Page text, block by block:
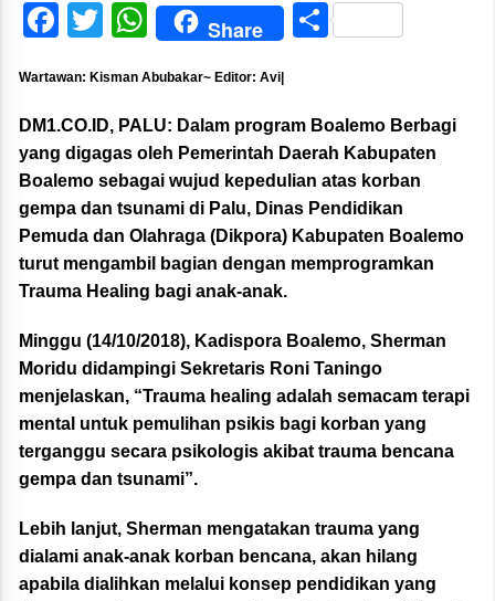
Facebook
Twitter
WhatsApp
Share Share
Wartawan: Kisman Abubakar~ Editor: Avi|
DM1.CO.ID, PALU: Dalam program Boalemo Berbagi
yang digagas oleh Pemerintah Daerah Kabupaten
Boalemo sebagai wujud kepedulian atas korban
gempa dan tsunami di Palu, Dinas Pendidikan
Pemuda dan Olahraga (Dikpora) Kabupaten Boalemo
turut mengambil bagian dengan memprogramkan
Trauma Healing bagi anak-anak.
Minggu (14/10/2018), Kadispora Boalemo, Sherman
Moridu didampingi Sekretaris Roni Taningo
menjelaskan, “Trauma healing adalah semacam terapi
mental untuk pemulihan psikis bagi korban yang
terganggu secara psikologis akibat trauma bencana
gempa dan tsunami”.
Lebih lanjut, Sherman mengatakan trauma yang
dialami anak-anak korban bencana, akan hilang
apabila dialihkan melalui konsep pendidikan yang